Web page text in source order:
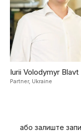
Iurii Volodymyr Blavt
Partner, Ukraine
або залиште